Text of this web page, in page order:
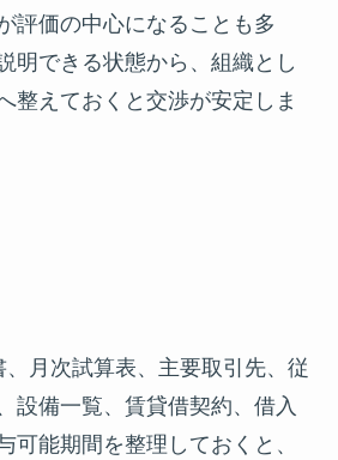
評価の中心になることも多
明できる状態から、組織とし
整えておくと交渉が安定しま
月次試算表、主要取引先、従
設備一覧、賃貸借契約、借入
可能期間を整理しておくと、